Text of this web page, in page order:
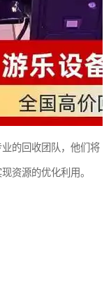
的回收团队，他们将
资源的优化利用。